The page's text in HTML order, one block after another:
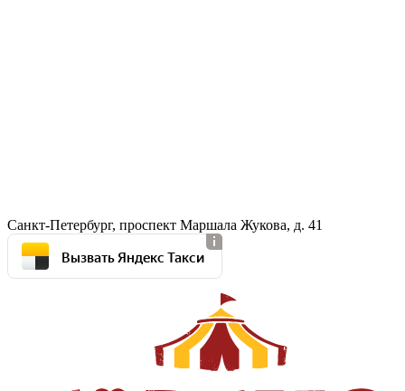
Санкт-Петербург, проспект Маршала Жукова, д. 41
Вызвать Яндекс Такси